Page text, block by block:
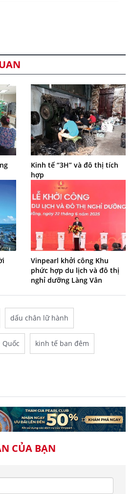
Kinh tế “3H” và đô thị tích
hợp
Vinpearl khởi công Khu
phức hợp du lịch và đô thị
nghỉ dưỡng Làng Vân
dấu chân lữ hành
Quốc kinh tế ban đêm
CỦA BẠN